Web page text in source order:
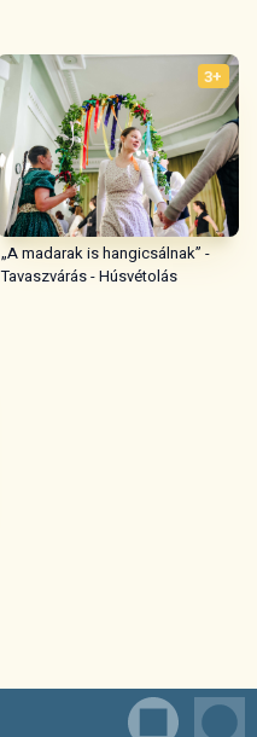
3+
„A madarak is hangicsálnak” -
Tavaszvárás - Húsvétolás